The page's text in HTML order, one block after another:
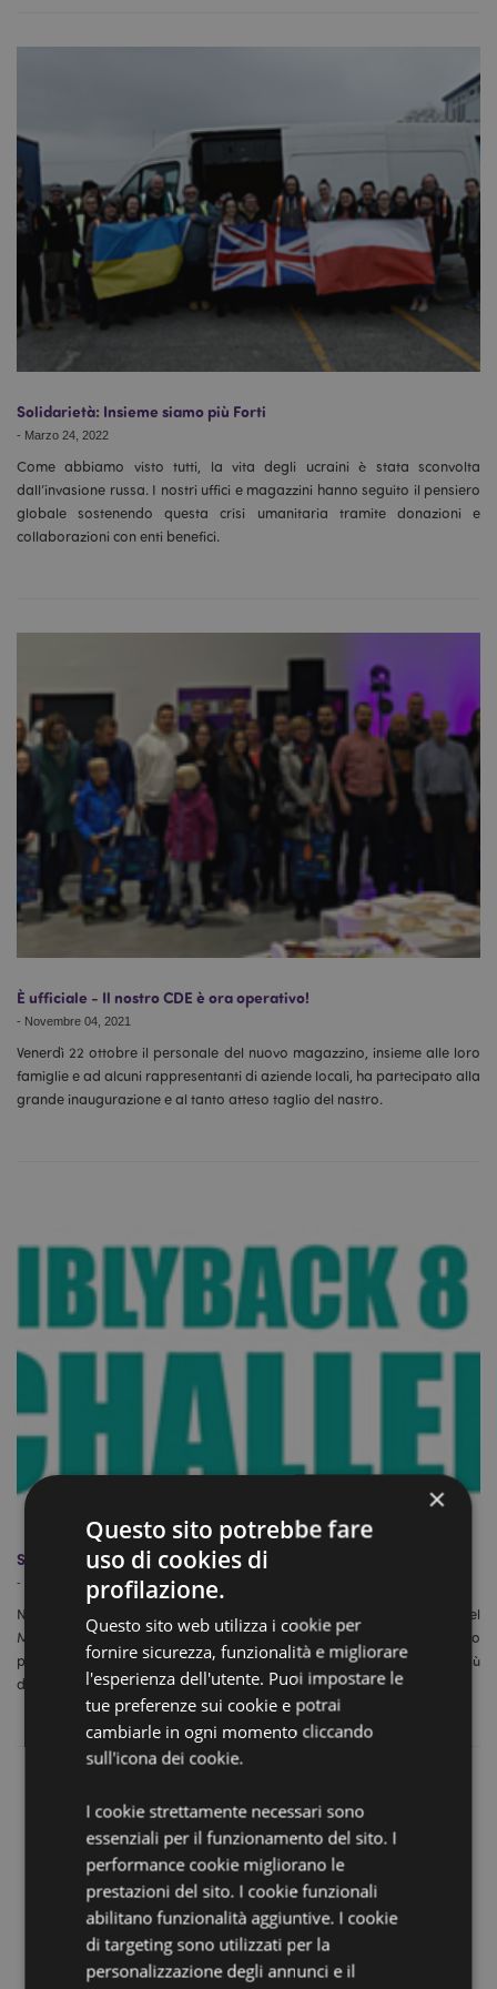
Solidarietà: Insieme siamo più Forti
- Marzo 24, 2022
Come abbiamo visto tutti, la vita degli ucraini è stata sconvolta
dall’invasione russa. I nostri uffici e magazzini hanno seguito il pensiero
globale sostenendo questa crisi umanitaria tramite donazioni e
collaborazioni con enti benefici.
È ufficiale - Il nostro CDE è ora operativo!
- Novembre 04, 2021
Venerdì 22 ottobre il personale del nuovo magazzino, insieme alle loro
famiglie e ad alcuni rappresentanti di aziende locali, ha partecipato alla
grande inaugurazione e al tanto atteso taglio del nastro.
Sport Relief – Si parte!
- Marzo 11, 2020
Nel 2018 un gruppo di dipendenti del nostro Ufficio Generale e del
Magazzino sfidarono vento, pioggia e neve, pedalando per più tempo
possibile lungo il Camel Trail in Cornovaglia, raccogliendo fondi per più
di 1100£ per Sport Relief.
×
Questo sito potrebbe fare
uso di cookies di
profilazione.
Questo sito web utilizza i cookie per
fornire sicurezza, funzionalità e migliorare
l'esperienza dell'utente. Puoi impostare le
tue preferenze sui cookie e potrai
cambiarle in ogni momento cliccando
sull'icona dei cookie.
I cookie strettamente necessari sono
essenziali per il funzionamento del sito. I
performance cookie migliorano le
prestazioni del sito. I cookie funzionali
abilitano funzionalità aggiuntive. I cookie
di targeting sono utilizzati per la
personalizzazione degli annunci e il